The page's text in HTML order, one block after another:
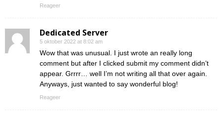
Reageer
Dedicated Server
5 oktober 2022 at 8:02 am
Wow that was unusual. I just wrote an really long
comment but after I clicked submit my comment didn’t
appear. Grrrr… well I’m not writing all that over again.
Anyways, just wanted to say wonderful blog!
Reageer